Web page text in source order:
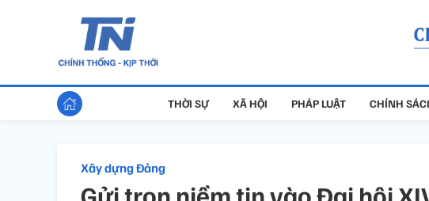
THỜI SỰ XÃ HỘI PHÁP LUẬT CHÍNH
Xây dựng Đảng
Gửi trọn niềm tin vào Đại hội